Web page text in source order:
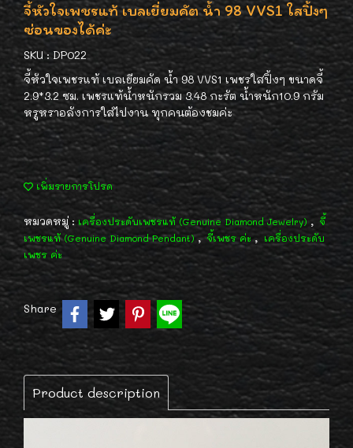
จี้หัวใจเพชรแท้ เบลเยี่ยมคัต น้ำ 98 VVS1 ใสปิ้งๆ
ซ่อนของได้ค่ะ
SKU : DP022
จี้หัวใจเพชรแท้ เบลเยียมคัด น้ำ 98 VVS1 เพชรใสปิ้งๆ ขนาดจี้
2.9*3.2 ซม. เพชรแท้น้ำหนักรวม 3.48 กะรัต น้ำหนัก10.9 กรัม
หรูหราอลังการใส่ไปงาน ทุกคนต้องชมค่ะ
เพิ่มรายการโปรด
หมวดหมู่ : เครื่องประดับเพชรแท้ (Genuine Diamond Jewelry) , จี้
เพชรแท้ (Genuine Diamond Pendant) , จี้เพชร ค่ะ, เครื่องประดับ
เพชร ค่ะ
Share
Product description